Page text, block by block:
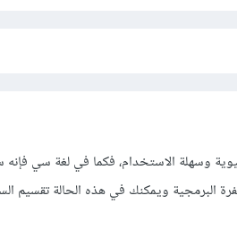
وسهلة الاستخدام، فكما في لغة سي
البرمجية ويمكنك في هذه الحالة تقسيم